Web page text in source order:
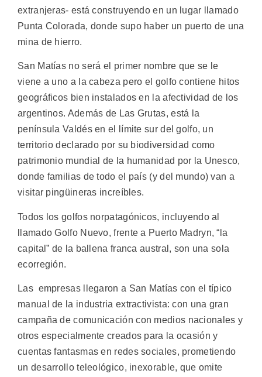
extranjeras- está construyendo en un lugar llamado
Punta Colorada, donde supo haber un puerto de una
mina de hierro.
San Matías no será el primer nombre que se le
viene a uno a la cabeza pero el golfo contiene hitos
geográficos bien instalados en la afectividad de los
argentinos. Además de Las Grutas, está la
península Valdés en el límite sur del golfo, un
territorio declarado por su biodiversidad como
patrimonio mundial de la humanidad por la Unesco,
donde familias de todo el país (y del mundo) van a
visitar pingüineras increíbles.
Todos los golfos norpatagónicos, incluyendo al
llamado Golfo Nuevo, frente a Puerto Madryn, “la
capital” de la ballena franca austral, son una sola
ecorregión.
Las empresas llegaron a San Matías con el típico
manual de la industria extractivista: con una gran
campaña de comunicación con medios nacionales y
otros especialmente creados para la ocasión y
cuentas fantasmas en redes sociales, prometiendo
un desarrollo teleológico, inexorable, que omite